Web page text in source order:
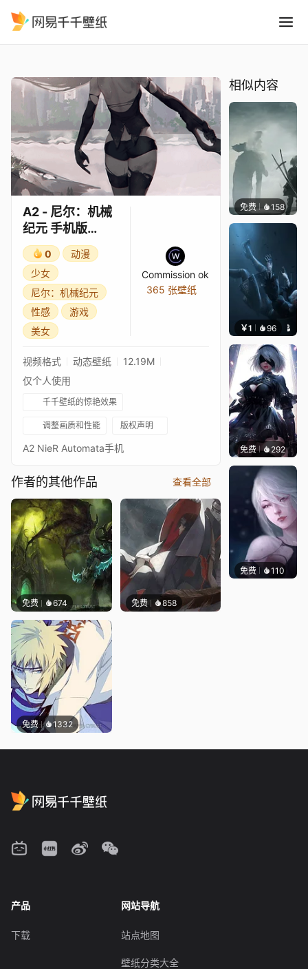
A2 - 尼尔：机械
纪元 手机版
YouTube壁纸 赛
博爆裂
0
动漫
少女
尼尔：机械纪元
性感
游戏
美女
Commission ok
365 张壁纸
视频格式 动态壁纸
12.19M
仅个人使用
千千壁纸的惊艳效果
调整画质和性能 版权声明
A2 NieR Automata手机
作者的其他作品 查看全部
免费 674 免费 858
免费 1332
相似内容
免费 158Asuki
￥1 96 可我
免费 292｡
免费 110Asuki
产品
下载
网站导航
站点地图
壁纸分类大全